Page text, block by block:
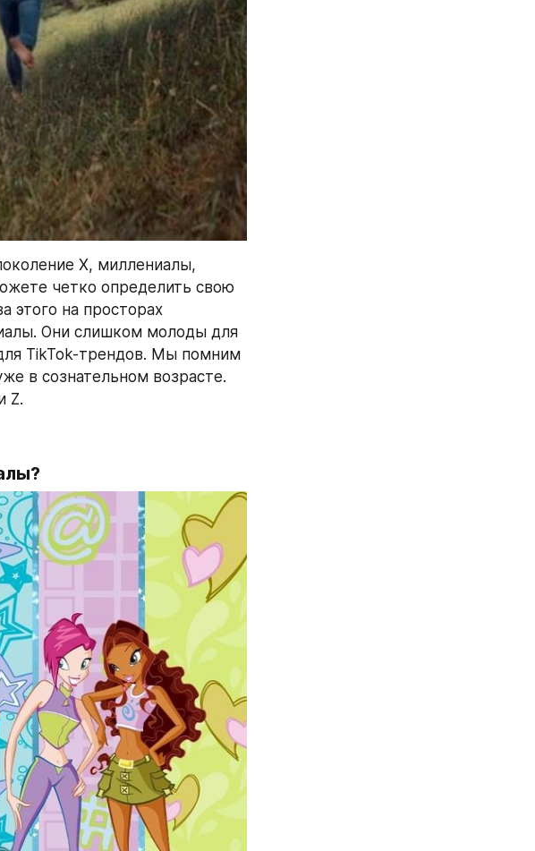
X, миллениалы,
четко определить свою
этого на просторах
Они слишком молоды для
TikTok-трендов. Мы помним
в сознательном возрасте.
Z.